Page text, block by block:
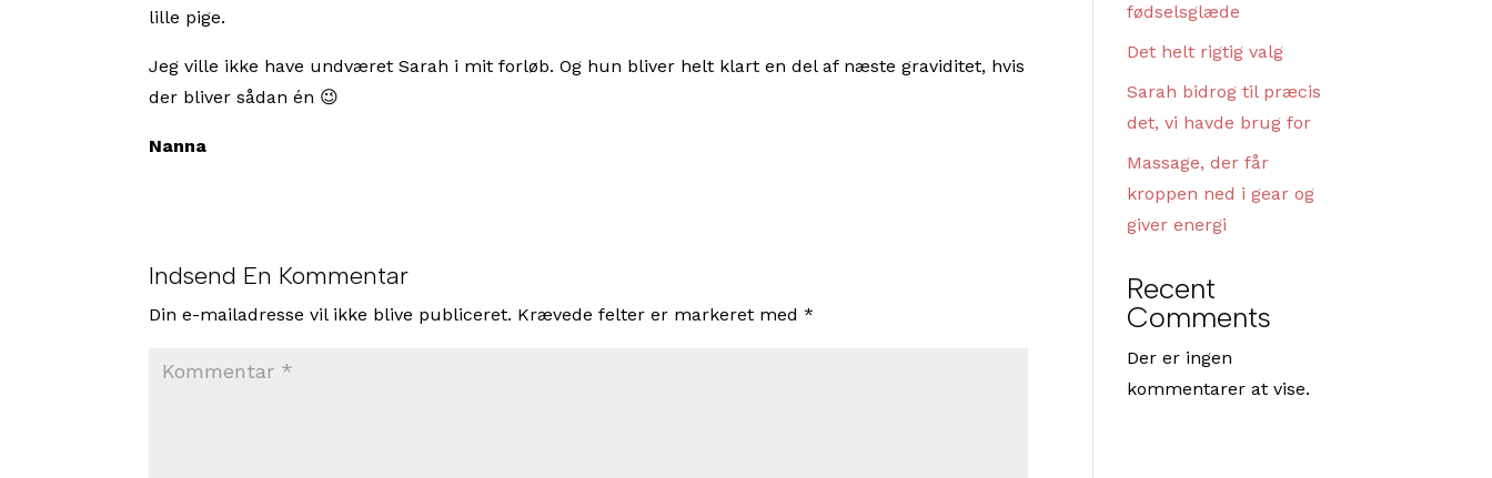
lille pige.
Jeg ville ikke have undværet Sarah i mit forløb. Og hun bliver helt klart en del af næste graviditet, hvis
der bliver sådan én 😉
Nanna
Indsend En Kommentar
Din e-mailadresse vil ikke blive publiceret. Krævede felter er markeret med*
fødselsglæde
Det helt rigtig valg
Sarah bidrog til præcis
det, vi havde brug for
Massage, der får
kroppen ned i gear og
giver energi
Recent
Comments
Der er ingen
kommentarer at vise.